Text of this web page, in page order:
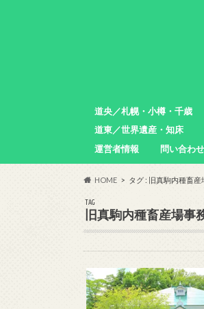
道央／札幌・小樽・千歳
札幌市
小樽市
石狩市
北広島市
恵庭市
千歳市
苫小牧市
道東／世界遺産・知床
羅臼町
斜里町
運営者情報
問い合わせ
HOME タグ : 旧真駒内種畜産
TAG
旧真駒内種畜産場事